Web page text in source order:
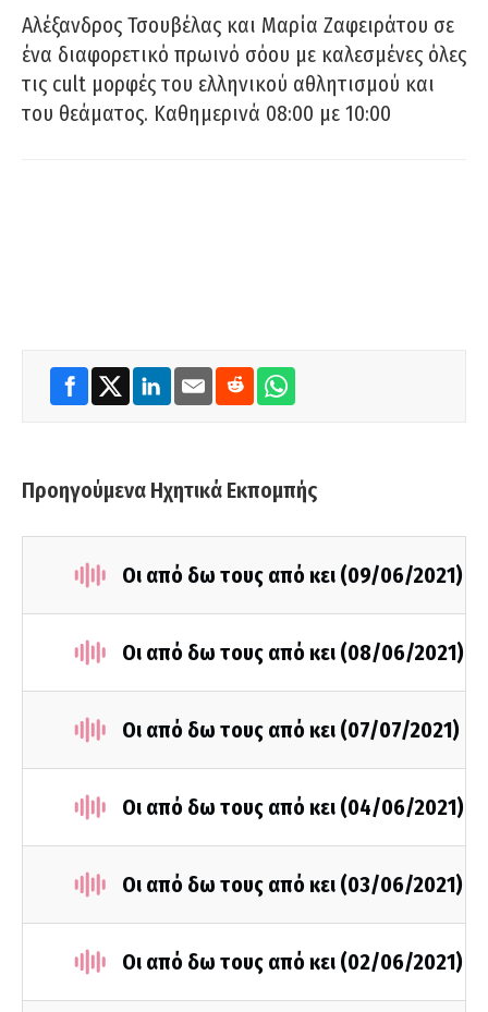
Αλέξανδρος Τσουβέλας και Μαρία Ζαφειράτου σε
ένα διαφορετικό πρωινό σόου με καλεσμένες όλες
τις cult μορφές του ελληνικού αθλητισμού και
του θεάματος. Καθημερινά 08:00 με 10:00
Προηγούμενα Ηχητικά Εκπομπής
Οι από δω τους από κει (09/06/2021)
Οι από δω τους από κει (08/06/2021)
Οι από δω τους από κει (07/07/2021)
Οι από δω τους από κει (04/06/2021)
Οι από δω τους από κει (03/06/2021)
Οι από δω τους από κει (02/06/2021)